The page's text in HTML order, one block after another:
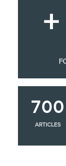
700
ARTICLES